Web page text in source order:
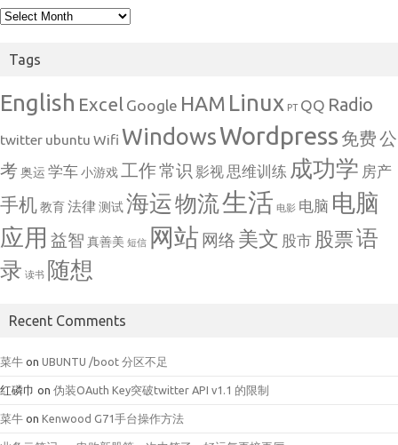
Archives
Tags
English Excel Google HAM Linux PT QQ Radio
twitter ubuntu Wifi WindowsWordpress 免费公
考奥运 学车小游戏 工作常识 影视 思维训练 成功学 房产
手机 教育法律测试海运物流生活 电影 电脑 电脑
应用 益智 真善美 短信 网站 网络 美文 股市 股票语
录 读书 随想
Recent Comments
菜牛 on UBUNTU /boot 分区不足
红磷巾 on 伪装OAuth Key突破twitter API v1.1 的限制
菜牛 on Kenwood G71手台操作方法